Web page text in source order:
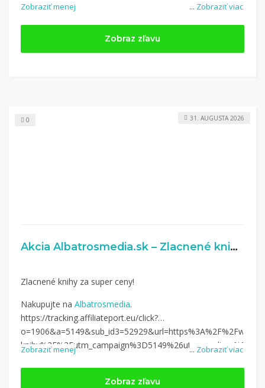
... Zobraziť viac
Zobraziť menej
Zobraz zľavu
0
Akcia Albatrosmedia.sk – Zlacnené knihy za super ceny!
... Zobraziť viac
Zlacnené knihy za super ceny!
Nakupujte na Albatrosmedia.
https://tracking.affiliateport.eu/click?
Zobraziť menej
31. AUGUSTA 2026
Zobraz zľavu